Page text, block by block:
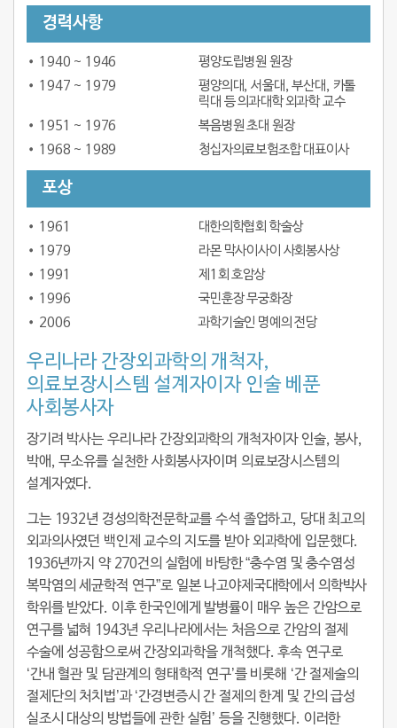
경력사항
1940 ~ 1946
평양도립병원 원장
1947 ~ 1979
평양의대, 서울대, 부산대, 카톨
릭대 등 의과대학 외과학 교수
1951 ~ 1976
복음병원 초대 원장
1968 ~ 1989
청십자의료보험조합 대표이사
포상
1961
대한의학협회 학술상
1979
라몬 막사이사이 사회봉사상
1991
제1회 호암상
1996
국민훈장 무궁화장
2006
과학기술인 명예의 전당
우리나라 간장외과학의 개척자,
의료보장시스템 설계자이자 인술 베푼
사회봉사자
장기려 박사는 우리나라 간장외과학의 개척자이자 인술, 봉사,
박애, 무소유를 실천한 사회봉사자이며 의료보장시스템의
설계자였다.
그는 1932년 경성의학전문학교를 수석 졸업하고, 당대 최고의
외과의사였던 백인제 교수의 지도를 받아 외과학에 입문했다.
1936년까지 약 270건의 실험에 바탕한 “충수염 및 충수염성
복막염의 세균학적 연구”로 일본 나고야제국대학에서 의학박사
학위를 받았다. 이후 한국인에게 발병률이 매우 높은 간암으로
연구를 넓혀 1943년 우리나라에서는 처음으로 간암의 절제
수술에 성공함으로써 간장외과학을 개척했다. 후속 연구로
‘간내 혈관 및 담관계의 형태학적 연구’를 비롯해 ‘간 절제술의
절제단의 처치법’과 ‘간경변증시 간 절제의 한계 및 간의 급성
실조시 대상의 방법들에 관한 실험’ 등을 진행했다. 이러한